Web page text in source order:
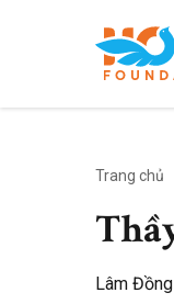
Trang chủ
Lâm